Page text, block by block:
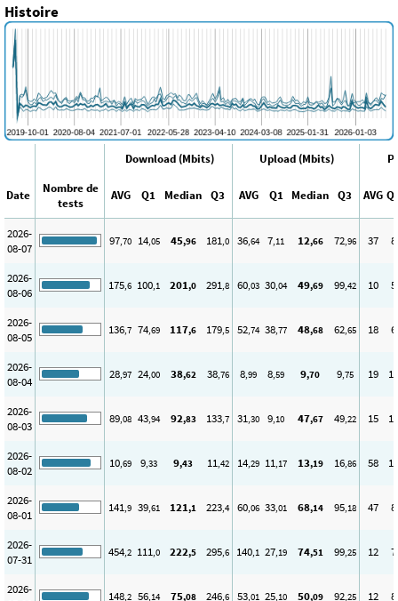
Histoire
Download (Mbits) Upload (Mbits)
Date
Nombre de
tests
AVG Q1 Median Q3 AVG Q1 Median Q3 AVG
2026-
08-07
97,70 14,05 45,96 181,0 36,64 7,11 12,66 72,96 37 8
2026-
08-06
175,6 100,1 201,0 291,8 60,03 30,04 49,69 99,42 10 5
2026-
08-05
136,7 74,69 117,6 179,5 52,74 38,77 48,68 62,65 18 6
2026-
08-04
28,97 24,00 38,62 38,76 8,99 8,59 9,70 9,75 19 14
2026-
08-03
89,08 43,94 92,83 133,7 31,30 9,10 47,67 49,22 15 10
2026-
08-02
10,69 9,33 9,43 11,42 14,29 11,17 13,19 16,86 58 16
2026-
08-01
141,9 39,61 121,1 223,4 60,06 33,01 68,14 95,18 47 8
2026-
07-31
454,2 111,0 222,5 295,6 140,1 27,19 74,51 99,25 12 7
2026-
148,2 56,14 75,08 246,6 53,01 25,10 50,09 92,25 12 8